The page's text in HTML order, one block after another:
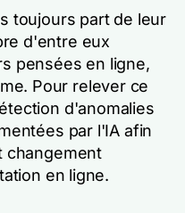
toujours part de leur
d'entre eux
pensées en ligne,
Pour relever ce
d'anomalies
par l'IA afin
changement
en ligne.